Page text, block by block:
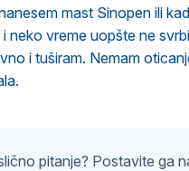
mast Sinopen ili
neko vreme uopšte ne
i tuširam. Nemam
pitanje? Postavite ga